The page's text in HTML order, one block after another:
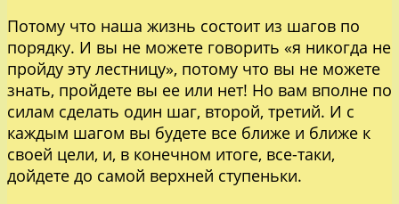
Потому что наша жизнь состоит из шагов по
порядку. И вы не можете говорить «я никогда не
пройду эту лестницу», потому что вы не можете
знать, пройдете вы ее или нет! Но вам вполне по
силам сделать один шаг, второй, третий. И с
каждым шагом вы будете все ближе и ближе к
своей цели, и, в конечном итоге, все-таки,
дойдете до самой верхней ступеньки.